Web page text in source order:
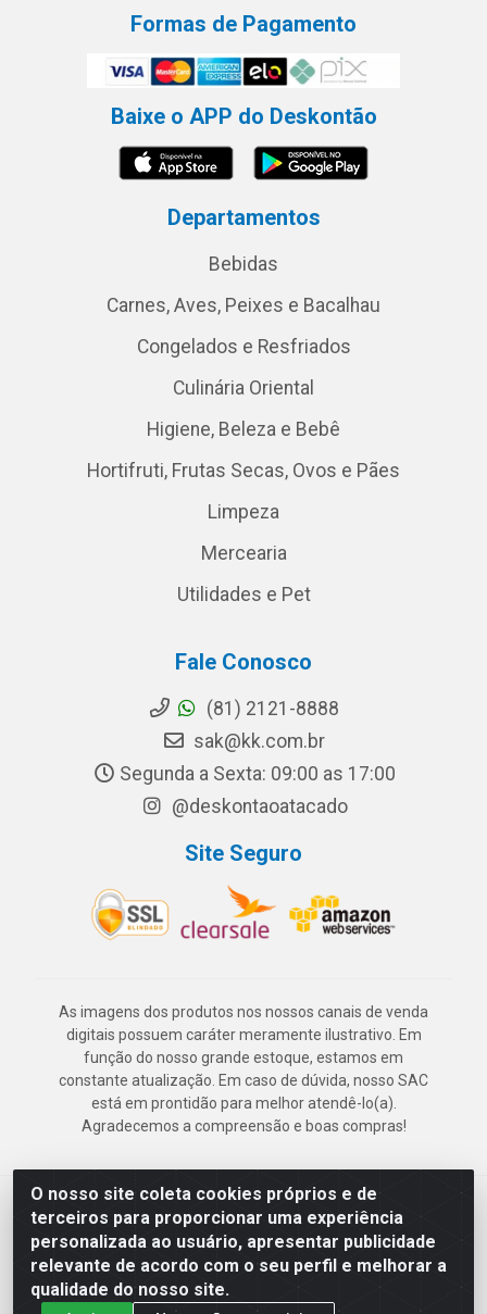
O nosso site coleta cookies próprios e de
terceiros para proporcionar uma experiência
personalizada ao usuário, apresentar publicidade
relevante de acordo com o seu perfil e melhorar a
qualidade do nosso site.
Formas de Pagamento
Baixe o APP do Deskontão
Departamentos
Bebidas
Carnes, Aves, Peixes e Bacalhau
Congelados e Resfriados
Culinária Oriental
Higiene, Beleza e Bebê
Hortifruti, Frutas Secas, Ovos e Pães
Limpeza
Mercearia
Utilidades e Pet
Fale Conosco
(81) 2121-8888
sak@kk.com.br
Segunda a Sexta: 09:00 as 17:00
@deskontaoatacado
Site Seguro
As imagens dos produtos nos nossos canais de venda
digitais possuem caráter meramente ilustrativo. Em
função do nosso grande estoque, estamos em
constante atualização. Em caso de dúvida, nosso SAC
está em prontidão para melhor atendê-lo(a).
Agradecemos a compreensão e boas compras!
Deskontão Atacado - Av. Marechal Mascarenhas de Morais, 2471 -
Imbiribeira - Recife/PE - CEP 51.150-001 - CNPJ 24.150.377/0003-
57